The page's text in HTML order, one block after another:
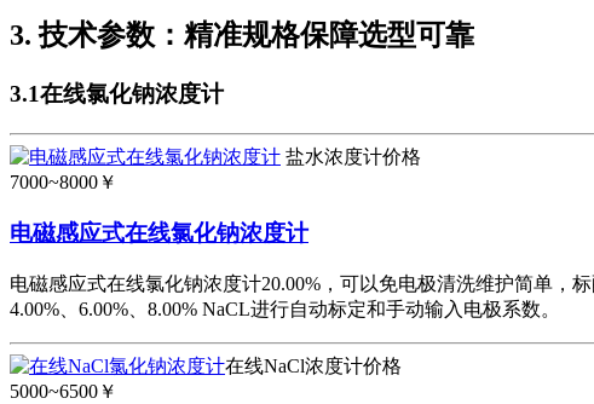
3. 技术参数：精准规格保障选型可靠
3.1在线氯化钠浓度计
盐水浓度计价格
7000~8000￥
电磁感应式在线氯化钠浓度计
电磁感应式在线氯化钠浓度计20.00%，可以免电极清洗维护简单，
4.00%、6.00%、8.00% NaCL进行自动标定和手动输入电极系数。
在线NaCl浓度计价格
5000~6500￥